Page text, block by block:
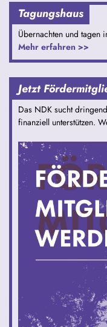
Tagungshaus
Übernachten und tagen
Mehr erfahren >>
Jetzt
Das NDK sucht
finanziell unterstützen.